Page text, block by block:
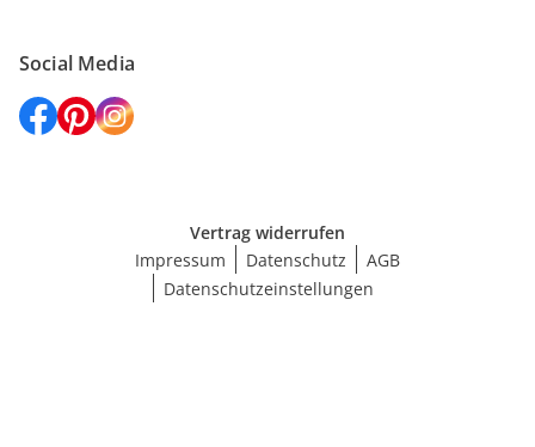
Social Media
Vertrag widerrufen
Impressum
Datenschutz
AGB
Datenschutzeinstellungen